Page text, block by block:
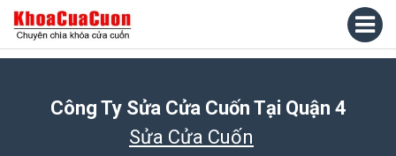
Công Ty Sửa Cửa Cuốn Tại Quận 4
Sửa Cửa Cuốn